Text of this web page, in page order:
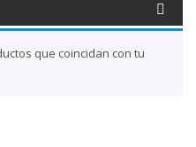
que coincidan con tu